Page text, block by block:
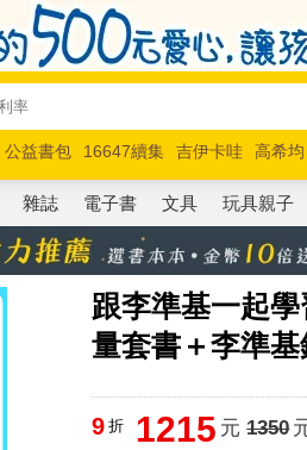
公益書包 16647續集 吉伊卡哇 高希均
馬斯克 玩具總動員5 超慢跑
雜誌 電子書 文具 玩具親子
跟李準基一起
量套書＋李準
9 折 1215 元 1350